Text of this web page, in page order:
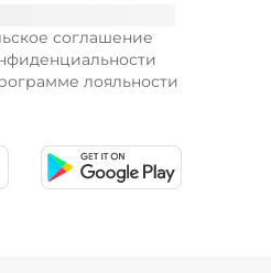
соглашение
лояльности